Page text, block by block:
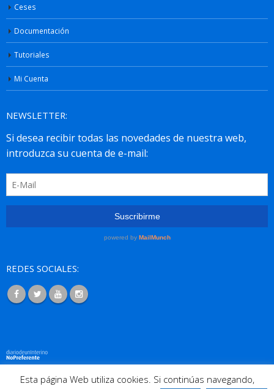
Ceses
Documentación
Tutoriales
Mi Cuenta
NEWSLETTER:
REDES SOCIALES:
© 2016 Todos los derechos reservados. |Nosotros|Cookies|Aviso
Esta página Web utiliza cookies. Si continúas navegando,